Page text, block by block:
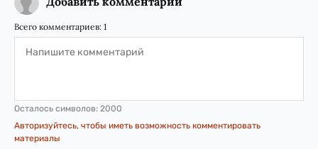
Всего комментариев: 1
Осталось символов: 2000
Авторизуйтесь, чтобы иметь возможность комментировать
материалы